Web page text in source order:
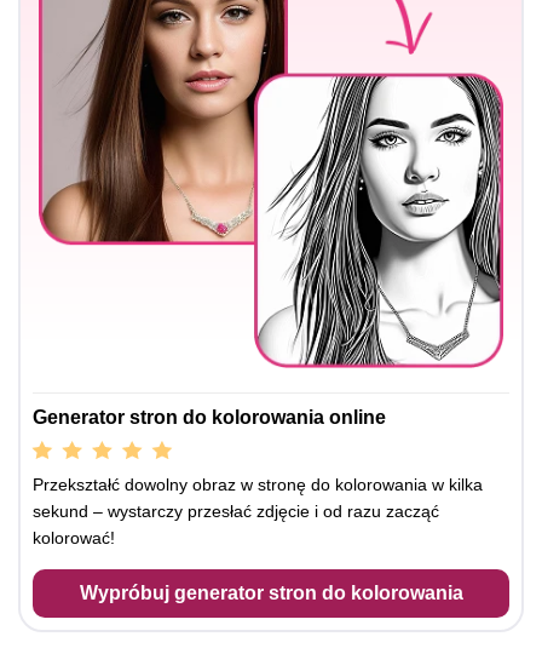
Generator stron do kolorowania online
Przekształć dowolny obraz w stronę do kolorowania w kilka
sekund – wystarczy przesłać zdjęcie i od razu zacząć
kolorować!
Wypróbuj generator stron do kolorowania